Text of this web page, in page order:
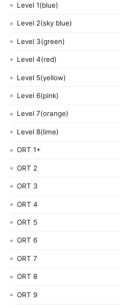
Level 1(blue)
Level 2(sky blue)
Level 3(green)
Level 4(red)
Level 5(yellow)
Level 6(pink)
Level 7(orange)
Level 8(lime)
ORT 1+
ORT 2
ORT 3
ORT 4
ORT 5
ORT 6
ORT 7
ORT 8
ORT 9